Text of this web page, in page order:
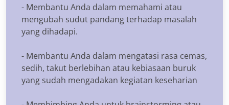
- Membantu Anda dalam memahami atau
mengubah sudut pandang terhadap masalah
yang dihadapi.
- Membantu Anda dalam mengatasi rasa cemas,
sedih, takut berlebihan atau kebiasaan buruk
yang sudah mengadakan kegiatan keseharian